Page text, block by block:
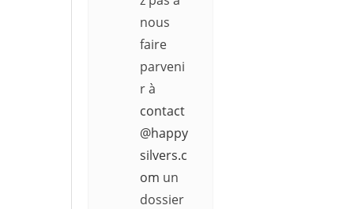
nous
faire
parveni
r à
contact
@happy
silvers.c
om un
dossier